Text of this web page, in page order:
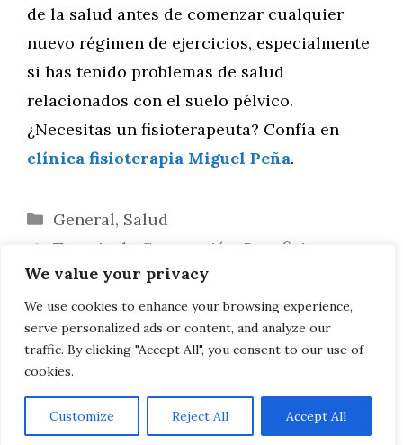
We value your privacy
We use cookies to enhance your browsing experience,
serve personalized ads or content, and analyze our
traffic. By clicking "Accept All", you consent to our use of
cookies.
Customize Reject All Accept All
de la salud antes de comenzar cualquier
nuevo régimen de ejercicios, especialmente
si has tenido problemas de salud
relacionados con el suelo pélvico.
¿Necesitas un fisioterapeuta? Confía en
clínica fisioterapia Miguel Peña.
Categorías
General, Salud
Terapia de Compresión: Beneficios y
Aplicaciones en el Cuidado de la Salud
Ejercicios Efectivos para Mitigar el Dolor
de Rodilla en Corredores
AVISO LEGAL, POLITICA DE PRIVACIDAD, COOKIES